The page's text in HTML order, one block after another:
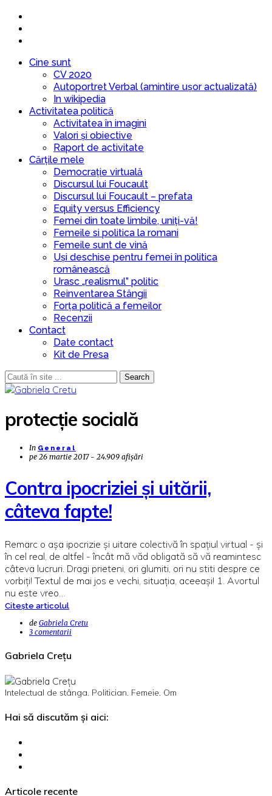
Cine sunt
CV 2020
Autoportret Verbal (amintire ușor actualizată)
In wikipedia
Activitatea politică
Activitatea în imagini
Valori și obiective
Raport de activitate
Cărțile mele
Democrație virtuală
Discursul lui Foucault
Discursul lui Foucault – prefata
Equity versus Efficiency
Femei din toate limbile, uniți-vă!
Femeile si politica la romani
Femeile sunt de vină
Uși deschise pentru femei în politica
românească
Urasc „realismul” politic
Reinventarea Stângii
Forța politică a femeilor
Recenzii
Contact
Date contact
Kit de Presa
Search
protecție socială
In General
pe 26 martie 2017 - 24.909 afișări
Contra ipocriziei și uitării,
câteva fapte!
Remarc o așa ipocrizie și uitare colectivă în spațiul virtual - și
în cel real, de altfel - încât mă văd obligată să vă reamintesc
câteva lucruri. Dragi prieteni, ori glumiti, ori nu stiti despre ce
vorbiți! Textul de mai jos e vechi, situația, aceeași! 1. Avortul
nu este vreo…
Citește articolul
de Gabriela Cretu
3 comentarii
Gabriela Crețu
Intelectual de stânga. Politician. Femeie. Om
Hai să discutăm și aici:
Articole recente